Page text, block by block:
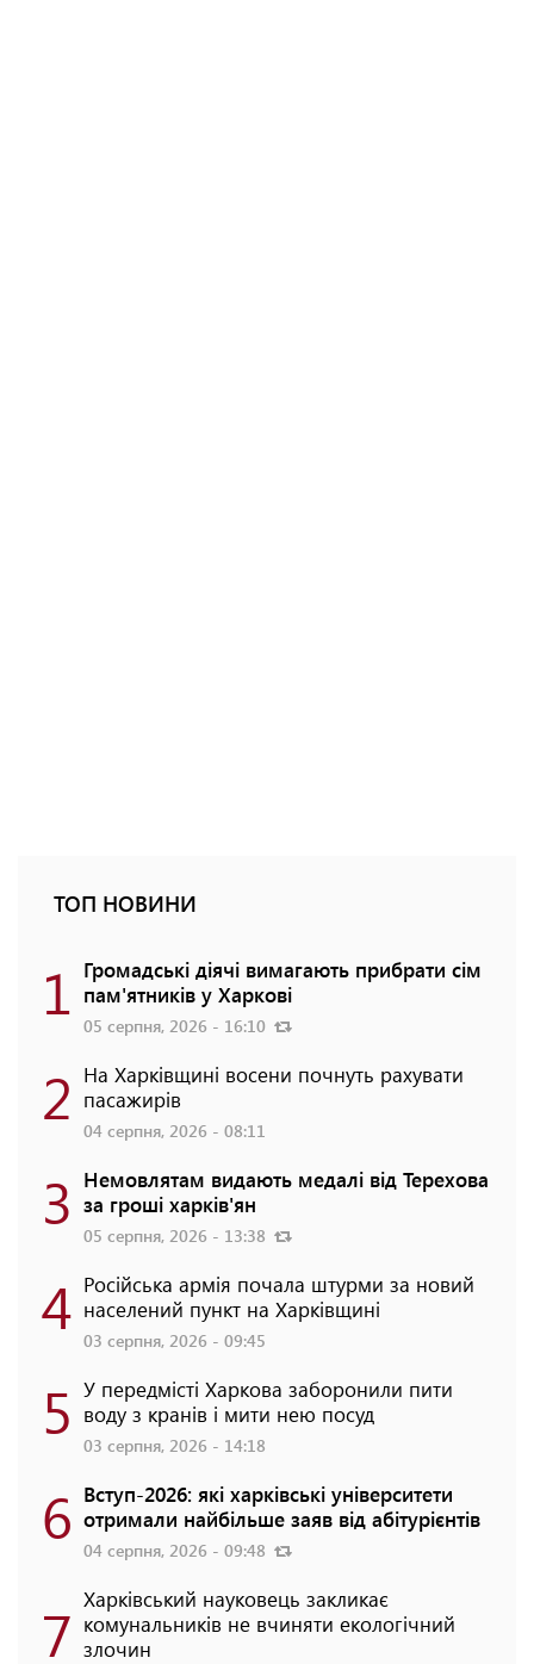
ТОП НОВИНИ
1 Громадські діячі вимагають прибрати сім
пам'ятників у Харкові
05 серпня, 2026 - 16:10
2 На Харківщині восени почнуть рахувати
пасажирів
04 серпня, 2026 - 08:11
3 Немовлятам видають медалі від Терехова
за гроші харків'ян
05 серпня, 2026 - 13:38
4 Російська армія почала штурми за новий
населений пункт на Харківщині
03 серпня, 2026 - 09:45
5 У передмісті Харкова заборонили пити
воду з кранів і мити нею посуд
03 серпня, 2026 - 14:18
6 Вступ-2026: які харківські університети
отримали найбільше заяв від абітурієнтів
04 серпня, 2026 - 09:48
7 Харківський науковець закликає
комунальників не вчиняти екологічний
злочин